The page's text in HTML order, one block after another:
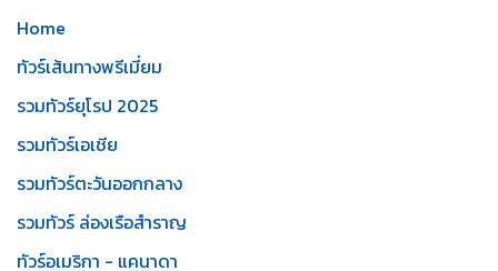
Home
ทัวร์เส้นทางพรีเมี่ยม
รวมทัวร์ยุโรป 2025
รวมทัวร์เอเชีย
รวมทัวร์ตะวันออกกลาง
รวมทัวร์ ล่องเรือสำราญ
ทัวร์อเมริกา - แคนาดา